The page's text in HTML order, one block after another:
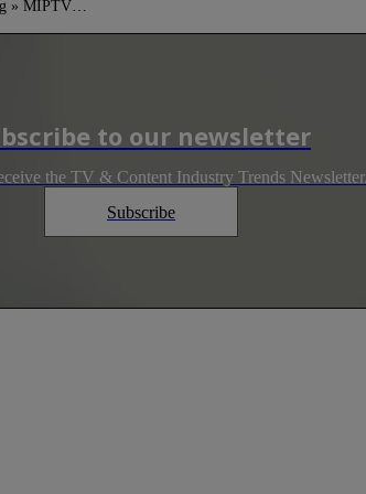
» MIPTV…
to our newsletter
the TV & Content Industry Trends
Subscribe